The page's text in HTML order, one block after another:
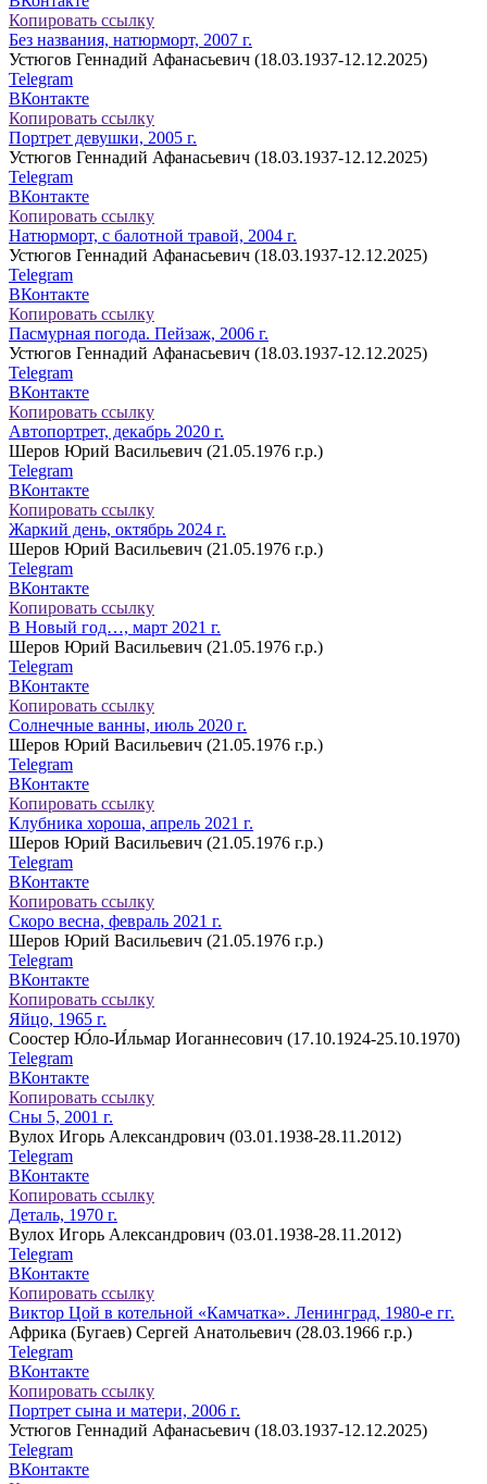
Копировать ссылку
Без названия, натюрморт, 2007 г.
Устюгов Геннадий Афанасьевич (18.03.1937-12.12.2025)
Telegram
ВКонтакте
Копировать ссылку
Портрет девушки, 2005 г.
Устюгов Геннадий Афанасьевич (18.03.1937-12.12.2025)
Telegram
ВКонтакте
Копировать ссылку
Натюрморт, с балотной травой, 2004 г.
Устюгов Геннадий Афанасьевич (18.03.1937-12.12.2025)
Telegram
ВКонтакте
Копировать ссылку
Пасмурная погода. Пейзаж, 2006 г.
Устюгов Геннадий Афанасьевич (18.03.1937-12.12.2025)
Telegram
ВКонтакте
Копировать ссылку
Автопортрет, декабрь 2020 г.
Шеров Юрий Васильевич (21.05.1976 г.р.)
Telegram
ВКонтакте
Копировать ссылку
Жаркий день, октябрь 2024 г.
Шеров Юрий Васильевич (21.05.1976 г.р.)
Telegram
ВКонтакте
Копировать ссылку
В Новый год…, март 2021 г.
Шеров Юрий Васильевич (21.05.1976 г.р.)
Telegram
ВКонтакте
Копировать ссылку
Солнечные ванны, июль 2020 г.
Шеров Юрий Васильевич (21.05.1976 г.р.)
Telegram
ВКонтакте
Копировать ссылку
Клубника хороша, апрель 2021 г.
Шеров Юрий Васильевич (21.05.1976 г.р.)
Telegram
ВКонтакте
Копировать ссылку
Скоро весна, февраль 2021 г.
Шеров Юрий Васильевич (21.05.1976 г.р.)
Telegram
ВКонтакте
Копировать ссылку
Яйцо, 1965 г.
Соостер Ю́ло-И́льмар Иоганнесович (17.10.1924-25.10.1970)
Telegram
ВКонтакте
Копировать ссылку
Сны 5, 2001 г.
Вулох Игорь Александрович (03.01.1938-28.11.2012)
Telegram
ВКонтакте
Копировать ссылку
Деталь, 1970 г.
Вулох Игорь Александрович (03.01.1938-28.11.2012)
Telegram
ВКонтакте
Копировать ссылку
Виктор Цой в котельной «Камчатка». Ленинград, 1980-е гг.
Африка (Бугаев) Сергей Анатольевич (28.03.1966 г.р.)
Telegram
ВКонтакте
Копировать ссылку
Портрет сына и матери, 2006 г.
Устюгов Геннадий Афанасьевич (18.03.1937-12.12.2025)
Telegram
ВКонтакте